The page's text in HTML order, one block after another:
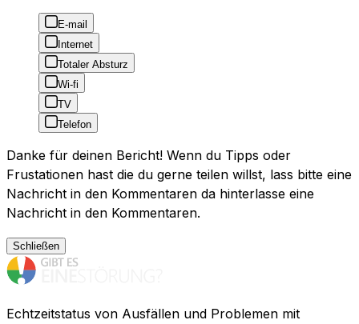
E-mail
Internet
Totaler Absturz
Wi-fi
TV
Telefon
Danke für deinen Bericht! Wenn du Tipps oder
Frustationen hast die du gerne teilen willst, lass bitte eine
Nachricht in den Kommentaren da hinterlasse eine
Nachricht in den Kommentaren.
Schließen
Echtzeitstatus von Ausfällen und Problemen mit